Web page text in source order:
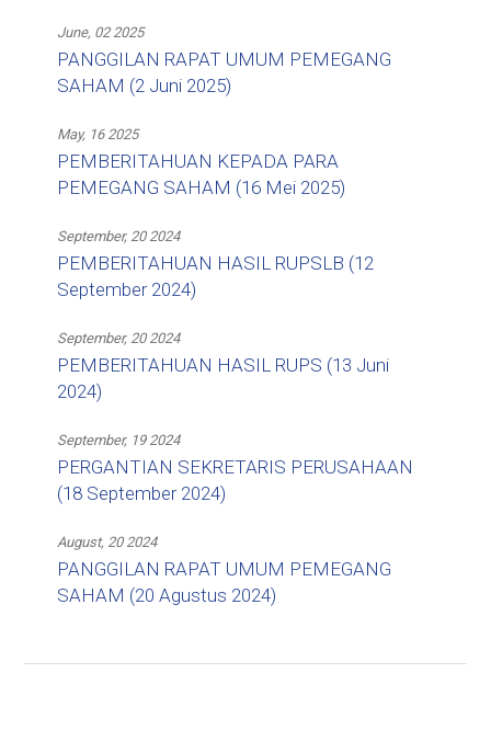
June, 02 2025
PANGGILAN RAPAT UMUM PEMEGANG
SAHAM (2 Juni 2025)
May, 16 2025
PEMBERITAHUAN KEPADA PARA
PEMEGANG SAHAM (16 Mei 2025)
September, 20 2024
PEMBERITAHUAN HASIL RUPSLB (12
September 2024)
September, 20 2024
PEMBERITAHUAN HASIL RUPS (13 Juni
2024)
September, 19 2024
PERGANTIAN SEKRETARIS PERUSAHAAN
(18 September 2024)
August, 20 2024
PANGGILAN RAPAT UMUM PEMEGANG
SAHAM (20 Agustus 2024)